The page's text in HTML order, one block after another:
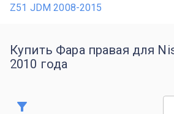
Z51 JDM 2008-2015
Купить Фара правая для
2010 года